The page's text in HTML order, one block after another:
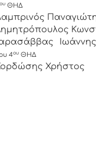
ου ΘΗΔ
4ου ΘΗΔ
Χρήστος